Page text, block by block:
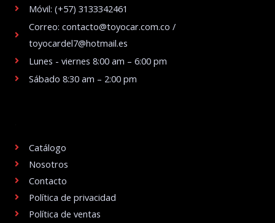
Móvil: (+57) 3133342461
Correo: contacto@toyocar.com.co /
toyocardel7@hotmail.es
Lunes - viernes 8:00 am – 6:00 pm
Sábado 8:30 am – 2:00 pm
Catálogo
Nosotros
Contacto
Política de privacidad
Política de ventas